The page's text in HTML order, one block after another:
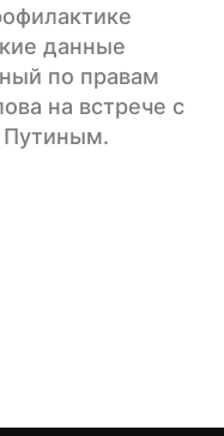
данные
по правам
на встрече с